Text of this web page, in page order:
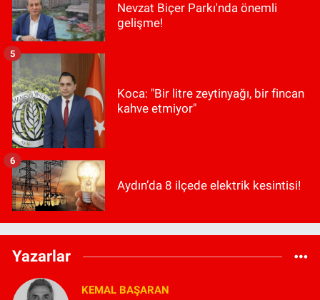
Nevzat Biçer Parkı'nda önemli
gelişme!
Koca: "Bir litre zeytinyağı, bir fincan
kahve etmiyor"
5
Aydın’da 8 ilçede elektrik kesintisi!
6
Yazarlar
KEMAL BAŞARAN